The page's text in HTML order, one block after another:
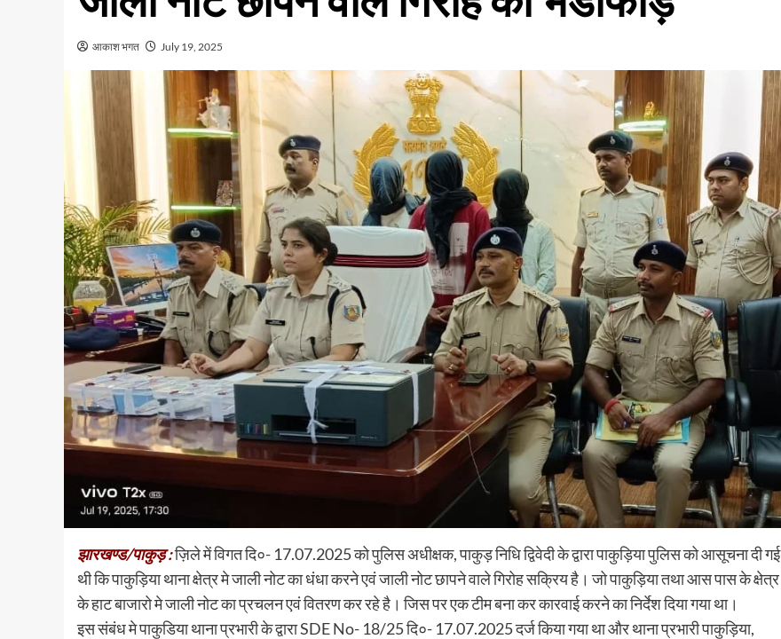
आकाश भगत July 19, 2025
झारखण्ड/पाकुड़ :ज़िले में विगत दि०- 17.07.2025 को पुलिस अधीक्षक, पाकुड़ निधि द्विवेदी के द्वारा पाकुड़िया पुलिस को आसूचना दी गई
थी कि पाकुड़िया थाना क्षेत्र मे जाली नोट का धंधा करने एवं जाली नोट छापने वाले गिरोह सक्रिय है। जो पाकुड़िया तथा आस पास के क्षेत्र
के हाट बाजारो मे जाली नोट का प्रचलन एवं वितरण कर रहे है। जिस पर एक टीम बना कर कारवाई करने का निर्देश दिया गया था।
इस संबंध मे पाकुडिया थाना प्रभारी के द्वारा SDE No- 18/25 दि०- 17.07.2025 दर्ज किया गया था और थाना प्रभारी पाकुड़िया,